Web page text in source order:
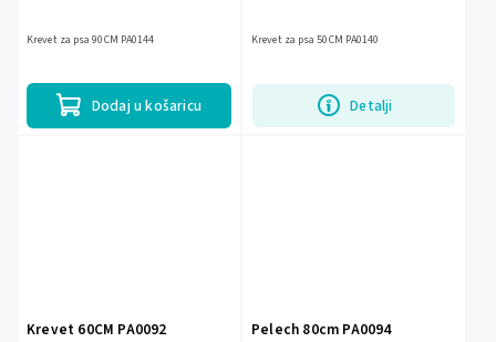
Dodaj u košaricu
Krevet za psa 90CM PA0144
Detalji
Krevet za psa 50CM PA0140
Krevet 60CM PA0092 Pelech 80cm PA0094